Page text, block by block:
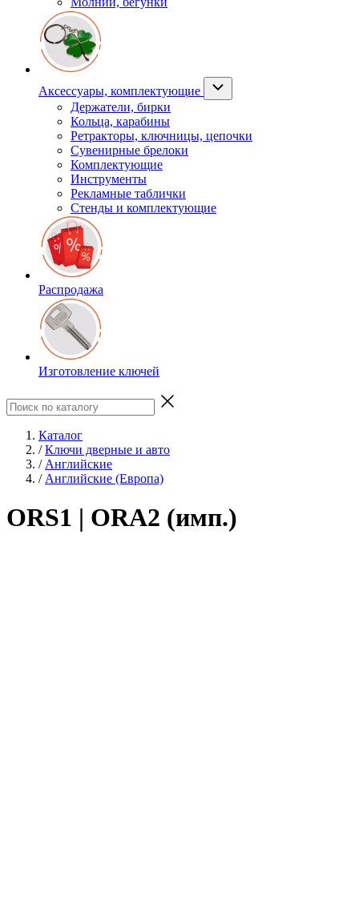
Аксессуары, комплектующие
Держатели, бирки
Кольца, карабины
Ретракторы, ключницы, цепочки
Сувенирные брелоки
Комплектующие
Инструменты
Рекламные таблички
Стенды и комплектующие
Распродажа
Изготовление ключей
Каталог
/ Ключи дверные и авто
/ Английские
/ Английские (Европа)
ORS1 | ORA2 (имп.)